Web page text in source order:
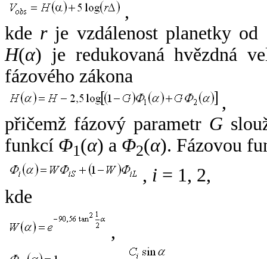
,
kde rje vzdálenost planetky od
H(α) je redukovaná hvězdná
fázového zákona
,
přičemž fázový parametr G
funkcí Φ1(α) a Φ2(α). Fázovou
, i = 1, 2,
kde
,